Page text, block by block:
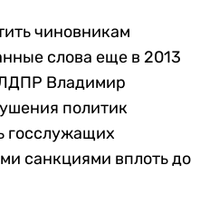
чиновникам
слова еще в 2013
Владимир
политик
госслужащих
санкциями вплоть до